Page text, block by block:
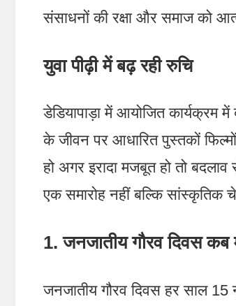
संसाधनों की रक्षा और समाज को
युवा पीढ़ी में बढ़ रही रुचि
डेडियापाड़ा में आयोजित कार्यक्रम
के जीवन पर आधारित पुस्तकों
हो अगर इरादा मजबूत हो तो
एक समारोह नहीं बल्कि सांस्कृतिक
1. जनजातीय गौरव दिवस कब
जनजातीय गौरव दिवस हर साल 15